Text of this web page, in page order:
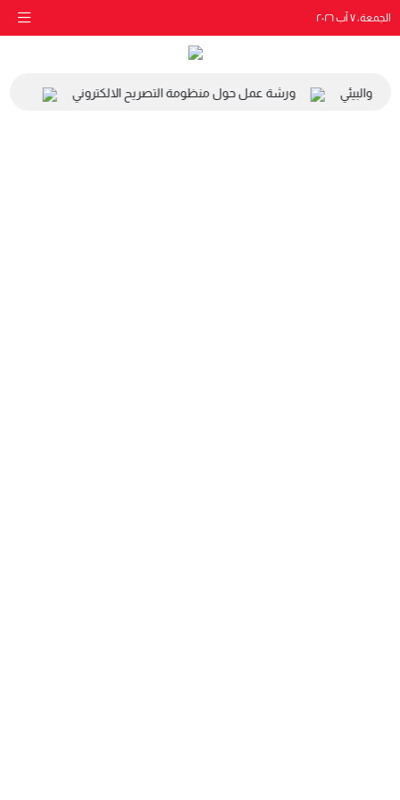
الجمعة، ٧ آب ٢٠٢٦
والبيئي ورشة عمل حول منظومة التصريح الالكتروني